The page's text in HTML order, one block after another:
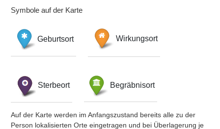
Symbole auf der Karte
Geburtsort Wirkungsort
Sterbeort Begräbnisort
Auf der Karte werden im Anfangszustand bereits alle zu der
Person lokalisierten Orte eingetragen und bei Überlagerung je